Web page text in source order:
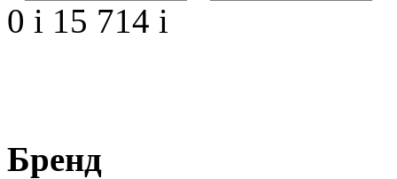
0 i 15 714 i
Бренд